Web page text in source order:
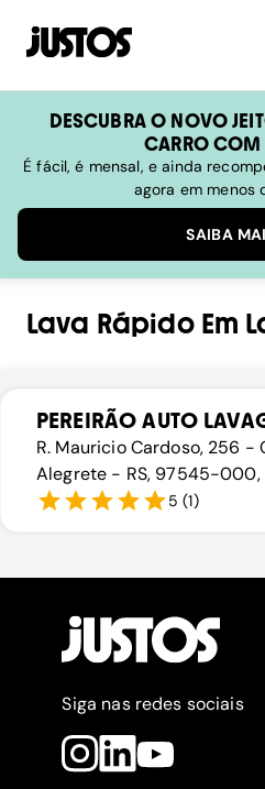
DESCUBRA O NOVO
CARRO COM
É fácil, é mensal, e ainda
agora em menos
SAIBA
Lava RápidoEm
PEREIRÃO AUTO
R. Mauricio Cardoso, 256 -
Alegrete - RS, 97545-000,
5 (1)
Siga nas redes sociais